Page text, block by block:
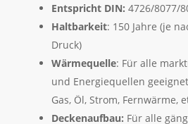
Entspricht DIN: 4726/8077/
Haltbarkeit: 150 Jahre (je
Druck)
Wärmequelle: Für alle
und Energiequellen
Gas, Öl, Strom, Fernwärme,
Deckenaufbau: Für alle